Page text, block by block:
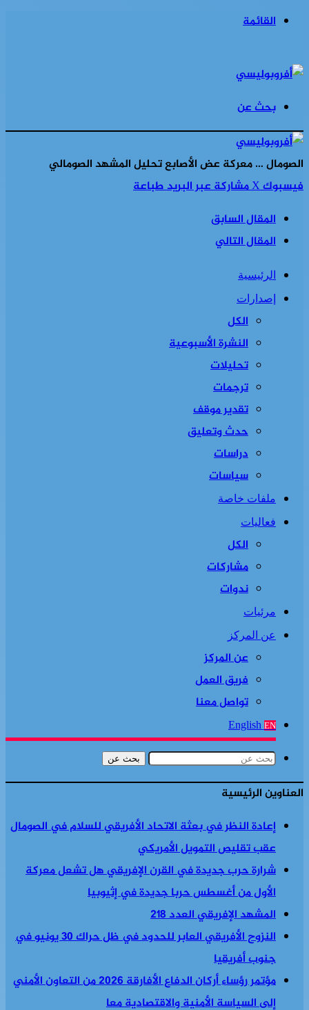
القائمة
بحث عن
الصومال … معركة عض الأصابع تحليل المشهد الصومالي
فيسبوك‫Xمشاركة عبر البريدطباعة
المقال السابق
المقال التالي
الرئيسية
إصدارات
الكل
النشرة الأسبوعية
تحليلات
ترجمات
تقدير موقف
حدث وتعليق
دراسات
سياسات
ملفات خاصة
فعاليات
الكل
مشاركات
ندوات
مرئيات
عن المركز
عن المركز
فريق العمل
تواصل معنا
English EN
بحث عن
العناوين الرئيسية
إعادة النظر في بعثة الاتحاد الأفريقي للسلام في الصومال
عقب تقليص التمويل الأمريكي
شرارة حرب جديدة في القرن الإفريقي هل تشعل معركة
الأول من أغسطس حربا جديدة في إثيوبيا
المشهد الإفريقي العدد 218
النزوح الأفريقي العابر للحدود في ظل حراك 30 يونيو في
جنوب أفريقيا
مؤتمر رؤساء أركان الدفاع الأفارقة 2026 من التعاون الأمني
إلى السياسة الأمنية والاقتصادية معا